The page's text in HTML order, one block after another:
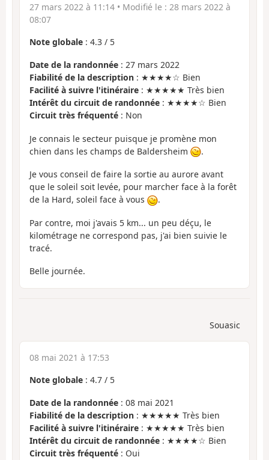
27 mars 2022 à 11:14 • Modifié le : 28 mars 2022 à
08:07
Note globale : 4.3 / 5
Date de la randonnée : 27 mars 2022
Fiabilité de la description : ★★★★☆ Bien
Facilité à suivre l'itinéraire : ★★★★★ Très bien
Intérêt du circuit de randonnée : ★★★★☆ Bien
Circuit très fréquenté : Non
Je connais le secteur puisque je promène mon
chien dans les champs de Baldersheim
.
Je vous conseil de faire la sortie au aurore avant
que le soleil soit levée, pour marcher face à la forêt
de la Hard, soleil face à vous
.
Par contre, moi j'avais 5 km... un peu déçu, le
kilométrage ne correspond pas, j'ai bien suivie le
tracé.
Belle journée.
Souasic
08 mai 2021 à 17:53
Note globale : 4.7 / 5
Date de la randonnée : 08 mai 2021
Fiabilité de la description : ★★★★★ Très bien
Facilité à suivre l'itinéraire : ★★★★★ Très bien
Intérêt du circuit de randonnée : ★★★★☆ Bien
Circuit très fréquenté : Oui